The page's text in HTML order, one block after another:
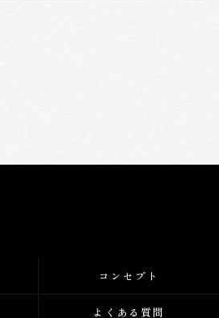
コンセプト
よくある質問